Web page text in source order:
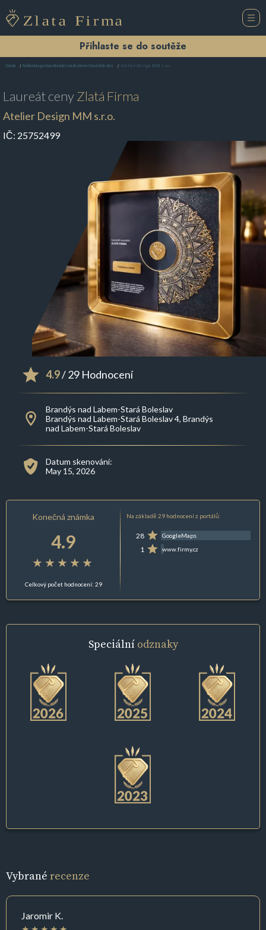
Přihlaste se do soutěže
Domů Reklamní agentura Brandýs nad Labem-Stará Boleslav Atelier Design MM s.r.o.
Laureát cenyZlatá Firma
Atelier Design MM s.r.o.
IČ: 25752499
4.9/ 29 Hodnocení
Brandýs nad Labem-Stará Boleslav
Brandýs nad Labem-Stará Boleslav 4, Brandýs
nad Labem-Stará Boleslav
Datum skenování:
May 15, 2026
Konečná známka
4.9
Celkový počet hodnocení: 29
Na základě 29 hodnocení z portálů:
28 GoogleMaps
1 www.firmy.cz
Speciální odznaky
Vybrané recenze
Jaromir K.